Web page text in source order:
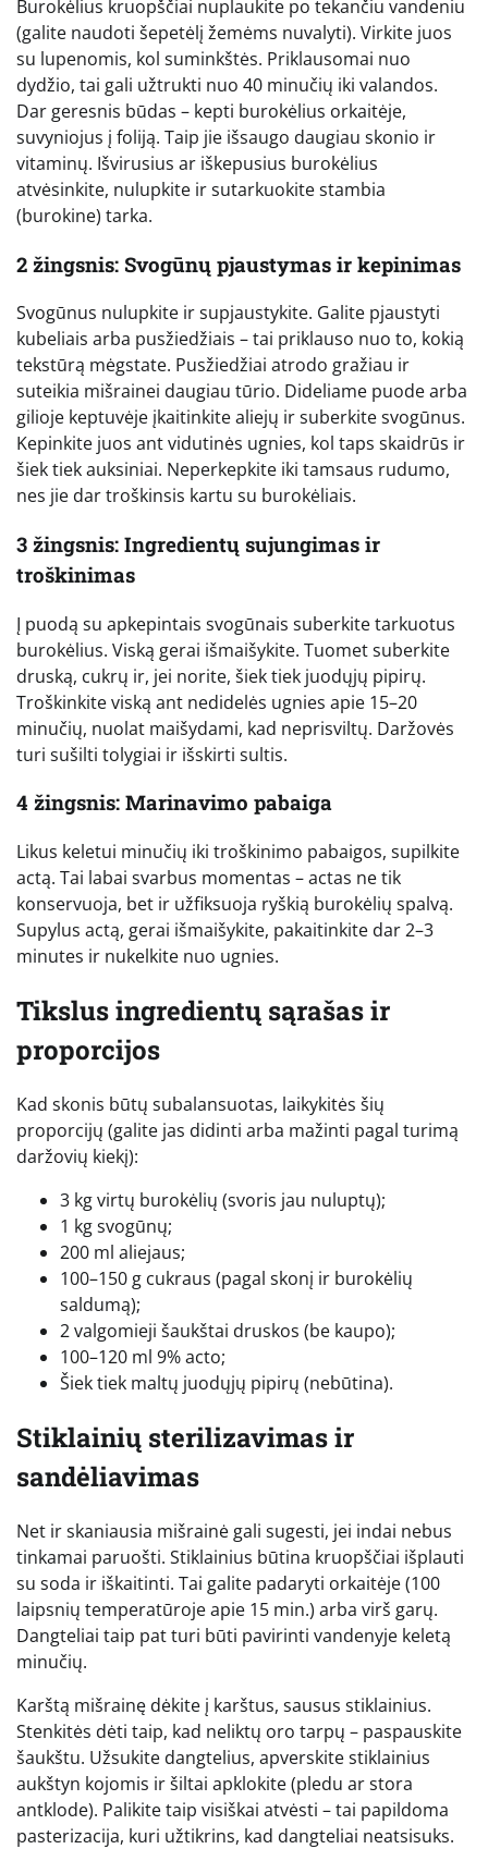
Burokėlius kruopščiai nuplaukite po tekančiu vandeniu
(galite naudoti šepetėlį žemėms nuvalyti). Virkite juos
su lupenomis, kol suminkštės. Priklausomai nuo
dydžio, tai gali užtrukti nuo 40 minučių iki valandos.
Dar geresnis būdas – kepti burokėlius orkaitėje,
suvyniojus į foliją. Taip jie išsaugo daugiau skonio ir
vitaminų. Išvirusius ar iškepusius burokėlius
atvėsinkite, nulupkite ir sutarkuokite stambia
(burokine) tarka.
2 žingsnis: Svogūnų pjaustymas ir kepinimas
Svogūnus nulupkite ir supjaustykite. Galite pjaustyti
kubeliais arba pusžiedžiais – tai priklauso nuo to, kokią
tekstūrą mėgstate. Pusžiedžiai atrodo gražiau ir
suteikia mišrainei daugiau tūrio. Dideliame puode arba
gilioje keptuvėje įkaitinkite aliejų ir suberkite svogūnus.
Kepinkite juos ant vidutinės ugnies, kol taps skaidrūs ir
šiek tiek auksiniai. Neperkepkite iki tamsaus rudumo,
nes jie dar troškinsis kartu su burokėliais.
3 žingsnis: Ingredientų sujungimas ir
troškinimas
Į puodą su apkepintais svogūnais suberkite tarkuotus
burokėlius. Viską gerai išmaišykite. Tuomet suberkite
druską, cukrų ir, jei norite, šiek tiek juodųjų pipirų.
Troškinkite viską ant nedidelės ugnies apie 15–20
minučių, nuolat maišydami, kad neprisviltų. Daržovės
turi sušilti tolygiai ir išskirti sultis.
4 žingsnis: Marinavimo pabaiga
Likus keletui minučių iki troškinimo pabaigos, supilkite
actą. Tai labai svarbus momentas – actas ne tik
konservuoja, bet ir užfiksuoja ryškią burokėlių spalvą.
Supylus actą, gerai išmaišykite, pakaitinkite dar 2–3
minutes ir nukelkite nuo ugnies.
Tikslus ingredientų sąrašas ir
proporcijos
Kad skonis būtų subalansuotas, laikykitės šių
proporcijų (galite jas didinti arba mažinti pagal turimą
daržovių kiekį):
3 kg virtų burokėlių (svoris jau nuluptų);
1 kg svogūnų;
200 ml aliejaus;
100–150 g cukraus (pagal skonį ir burokėlių
saldumą);
2 valgomieji šaukštai druskos (be kaupo);
100–120 ml 9% acto;
Šiek tiek maltų juodųjų pipirų (nebūtina).
Stiklainių sterilizavimas ir
sandėliavimas
Net ir skaniausia mišrainė gali sugesti, jei indai nebus
tinkamai paruošti. Stiklainius būtina kruopščiai išplauti
su soda ir iškaitinti. Tai galite padaryti orkaitėje (100
laipsnių temperatūroje apie 15 min.) arba virš garų.
Dangteliai taip pat turi būti pavirinti vandenyje keletą
minučių.
Karštą mišrainę dėkite į karštus, sausus stiklainius.
Stenkitės dėti taip, kad neliktų oro tarpų – paspauskite
šaukštu. Užsukite dangtelius, apverskite stiklainius
aukštyn kojomis ir šiltai apklokite (pledu ar stora
antklode). Palikite taip visiškai atvėsti – tai papildoma
pasterizacija, kuri užtikrins, kad dangteliai neatsisuks.